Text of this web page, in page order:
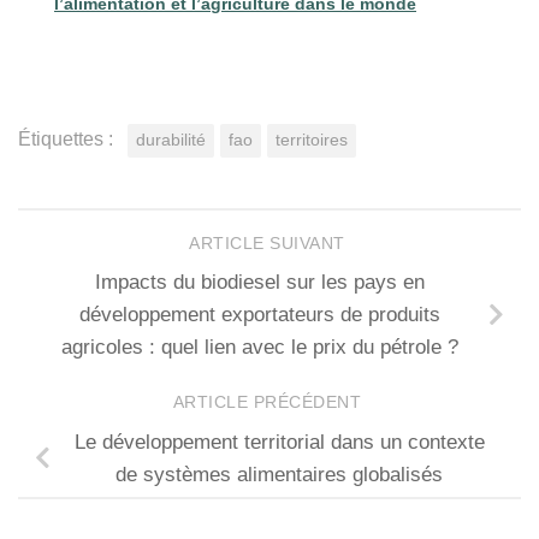
l’alimentation et l’agriculture dans le monde
Étiquettes : durabilité fao territoires
ARTICLE SUIVANT
Impacts du biodiesel sur les pays en
développement exportateurs de produits
agricoles : quel lien avec le prix du pétrole ?
ARTICLE PRÉCÉDENT
Le développement territorial dans un contexte
de systèmes alimentaires globalisés